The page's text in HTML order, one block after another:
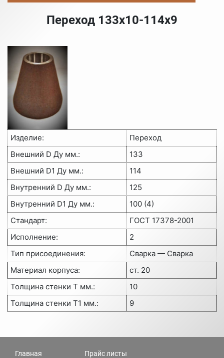
Переход 133х10-114х9
Изделие:
Переход
Внешний D Ду мм.:
133
Внешний D1 Ду мм.:
114
Внутренний D Ду мм.:
125
Внутренний D1 Ду мм.:
100 (4)
Стандарт:
ГОСТ 17378-2001
Исполнение:
2
Тип присоединения:
Сварка — Сварка
Материал корпуса:
ст. 20
Толщина стенки Т мм.:
10
Толщина стенки Т1 мм.:
9
Главная Прайс листы